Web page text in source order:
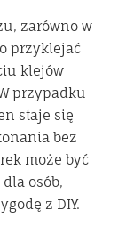
zarówno w
przyklejać
klejów
przypadku
staje się
bez
może być
osób,
z DIY.